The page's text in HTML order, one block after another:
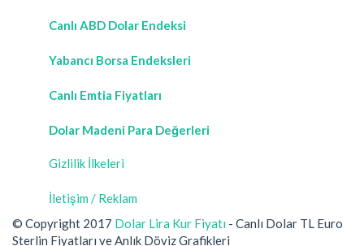
Canlı ABD Dolar Endeksi
Yabancı Borsa Endeksleri
Canlı Emtia Fiyatları
Dolar Madeni Para Değerleri
Gizlilik İlkeleri
İletişim / Reklam
© Copyright 2017 Dolar Lira Kur Fiyatı - Canlı Dolar TL Euro
Sterlin Fiyatları ve Anlık Döviz Grafikleri